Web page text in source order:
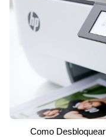
Como